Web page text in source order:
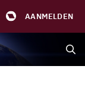
AANMELDEN